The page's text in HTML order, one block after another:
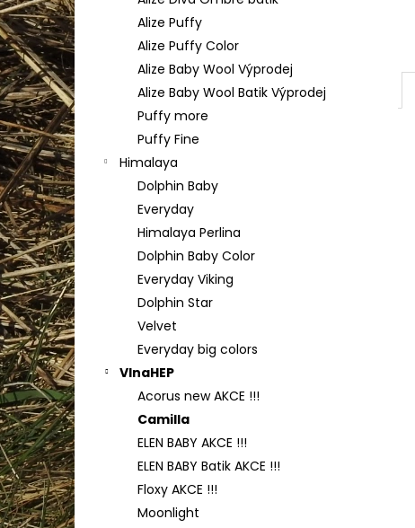
l
Alize Puffy
Alize Puffy Color
Alize Baby Wool Výprodej
Alize Baby Wool Batik Výprodej
Puffy more
Puffy Fine
Himalaya
Dolphin Baby
Everyday
Himalaya Perlina
Dolphin Baby Color
Everyday Viking
Dolphin Star
Velvet
Everyday big colors
VlnaHEP
Acorus new AKCE !!!
Camilla
ELEN BABY AKCE !!!
ELEN BABY Batik AKCE !!!
Floxy AKCE !!!
Moonlight
TULIP 4010
50 Kč